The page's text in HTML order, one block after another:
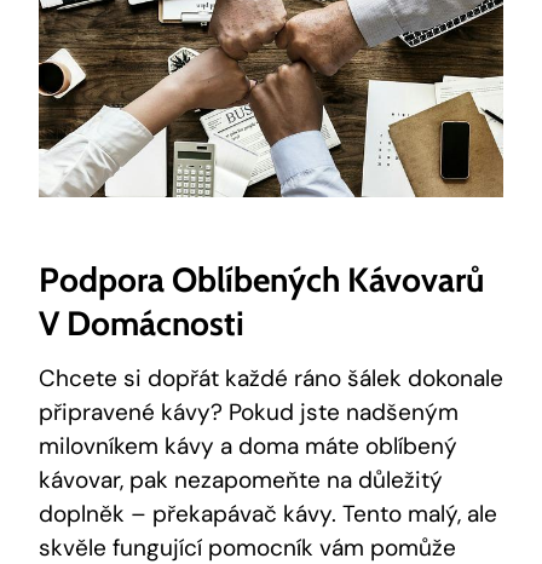
Podpora Oblíbených Kávovarů
V Domácnosti
Chcete si dopřát každé ráno šálek dokonale
připravené kávy? Pokud jste nadšeným
‌milovníkem kávy a doma máte oblíbený
kávovar, pak nezapomeňte na důležitý
doplněk – překapávač ⁣kávy.⁣ Tento malý, ale
skvěle fungující pomocník vám ‍pomůže